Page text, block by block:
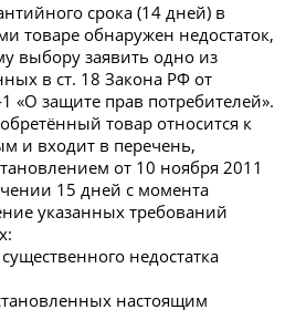
срока (14 дней) в
товаре обнаружен недостаток,
выбору заявить одно из
в ст. 18 Закона РФ от
«О защите прав потребителей».
товар относится к
и входит в перечень,
от 10 ноября 2011
15 дней с момента
указанных требований
недостатка
настоящим